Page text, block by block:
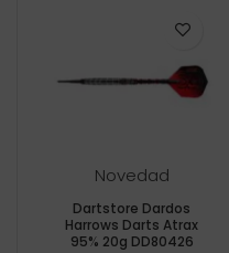
Novedad
Dartstore Dardos
Harrows Darts Atrax
95% 20g DD80426